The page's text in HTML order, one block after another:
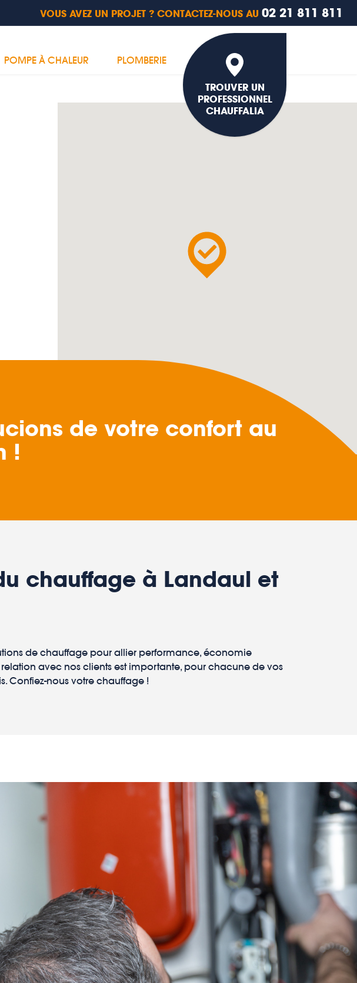
VOUS AVEZ UN PROJET ? CONTACTEZ-NOUS AU 02 21 811 811
POMPE À CHALEUR PLOMBERIE
TROUVER UN
PROFESSIONNEL
CHAUFFALIA
de votre confort au
!
chauffage à Landaul et
de chauffage pour allier performance, économie
avec nos clients est importante, pour chacune de vos
Confiez-nous votre chauffage !